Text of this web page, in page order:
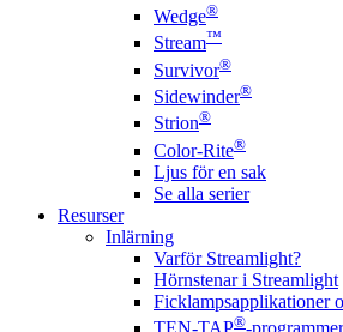
Wedge®
Stream™
Survivor®
Sidewinder®
Strion®
Color-Rite®
Ljus för en sak
Se alla serier
Resurser
Inlärning
Varför Streamlight?
Hörnstenar i Streamlight
Ficklampsapplikationer
TEN-TAP®-